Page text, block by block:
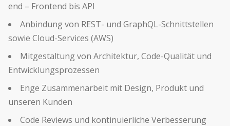
end – Frontend bis API
Anbindung von REST- und GraphQL-Schnittstellen
sowie Cloud-Services (AWS)
Mitgestaltung von Architektur, Code-Qualität und
Entwicklungsprozessen
Enge Zusammenarbeit mit Design, Produkt und
unseren Kunden
Code Reviews und kontinuierliche Verbesserung